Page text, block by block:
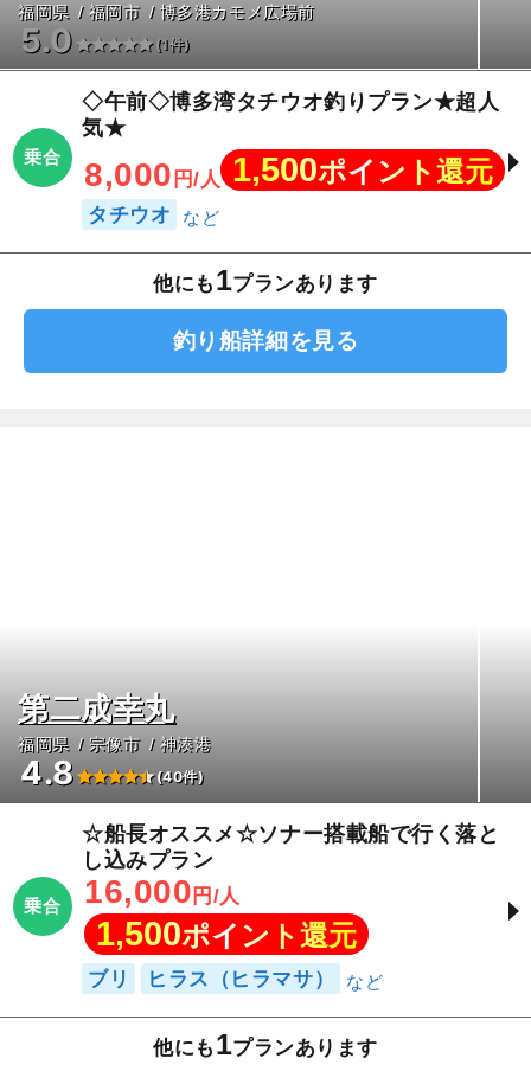
福岡県 福岡市 博多港カモメ広場前
5.0 (1件)
乗合
◇午前◇博多湾タチウオ釣りプラン★超人
気★
8,000 円/人 1,500ポイント還元
タチウオ
他にも 1プランあります
釣り船詳細を見る
第二成幸丸
福岡県 宗像市 神湊港
4.8 (40件)
乗合
☆船長オススメ☆ソナー搭載船で行く落と
し込みプラン
16,000 円/人
1,500ポイント還元
ブリ ヒラス（ヒラマサ）
他にも 1プランあります